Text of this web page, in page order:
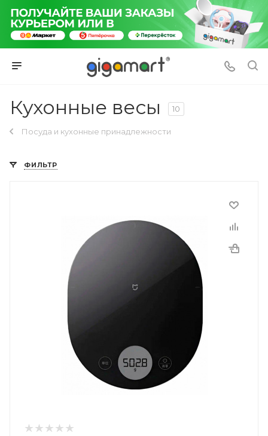
Кухонные весы 10
Посуда и кухонные принадлежности
ФИЛЬТР